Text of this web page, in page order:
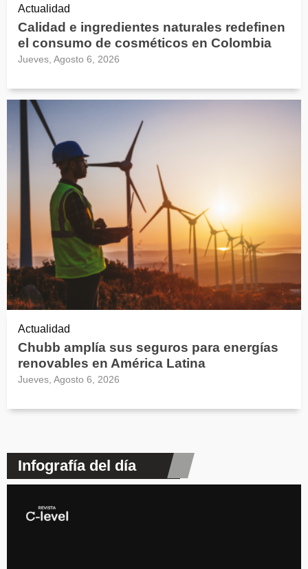
Actualidad
Calidad e ingredientes naturales redefinen
el consumo de cosméticos en Colombia
Jueves, Agosto 6, 2026
Actualidad
Chubb amplía sus seguros para energías
renovables en América Latina
Jueves, Agosto 6, 2026
Infografía del día